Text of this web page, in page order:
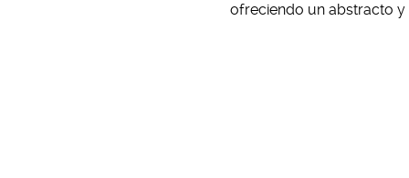
ofreciendo un abstracto y